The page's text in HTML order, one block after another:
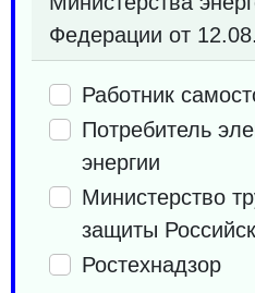
Федерации от
Работник
Потребитель
энергии
Министерство
защиты
Ростехнадзор